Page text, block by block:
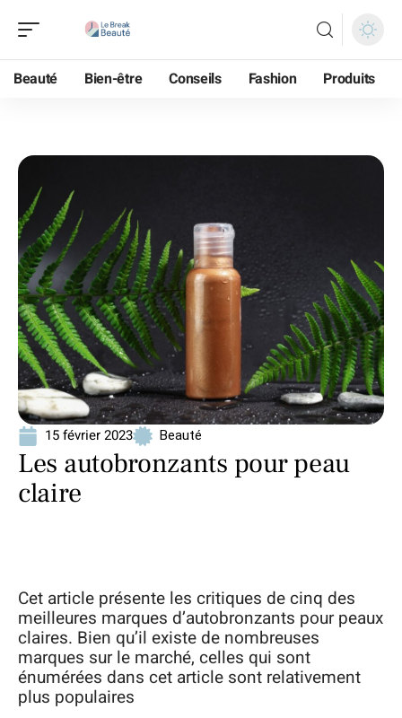
Beauté Bien-être Conseils Fashion Produits
15 février 2023 Beauté
Les autobronzants pour peau
claire
Cet article présente les critiques de cinq des
meilleures marques d’autobronzants pour peaux
claires. Bien qu’il existe de nombreuses
marques sur le marché, celles qui sont
énumérées dans cet article sont relativement
plus populaires